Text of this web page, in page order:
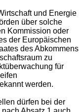
und Energie
über solche
Kommission oder
der Europäischen
des Abkommens
zu
für
werden.
dürfen bei der